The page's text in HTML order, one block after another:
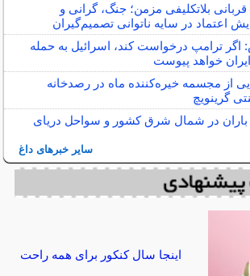
بلاتکلیفی مزمن؛ جنگ، گرانی و
اعتماد در سایه ناتوانی تصمیم‌گیران
اگر ترامپ درخواست کند، اسرائیل به حمله
خواهد پیوست
از مجسمه خیره‌کننده ماه در رصدخانه
گرینویچ
باران در شمال شرق کشور و سواحل دریای
سایر خبرهای داغ
اینجا سال کنکور برای همه راحت